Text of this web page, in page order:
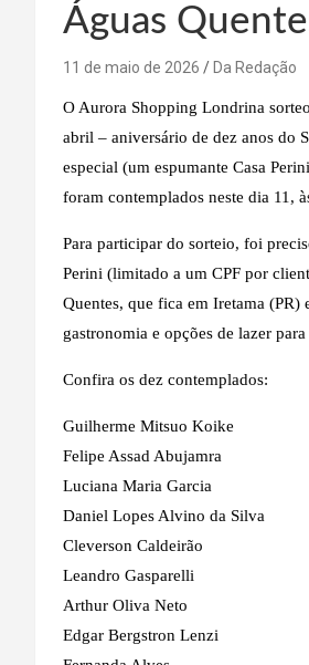
Águas
11 de maio de 2026 Da Redação
O Aurora Shopping Londrina
abril – aniversário de dez anos do
especial (um espumante Casa
foram contemplados neste dia 11,
Para participar do sorteio, foi
Perini (limitado a um CPF por
Quentes, que fica em Iretama (PR)
gastronomia e opções de lazer
Confira os dez contemplados:
Guilherme Mitsuo Koike
Felipe Assad Abujamra
Luciana Maria Garcia
Daniel Lopes Alvino da Silva
Cleverson Caldeirão
Leandro Gasparelli
Arthur Oliva Neto
Edgar Bergstron Lenzi